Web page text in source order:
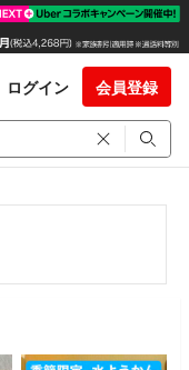
ログイン 会員登録